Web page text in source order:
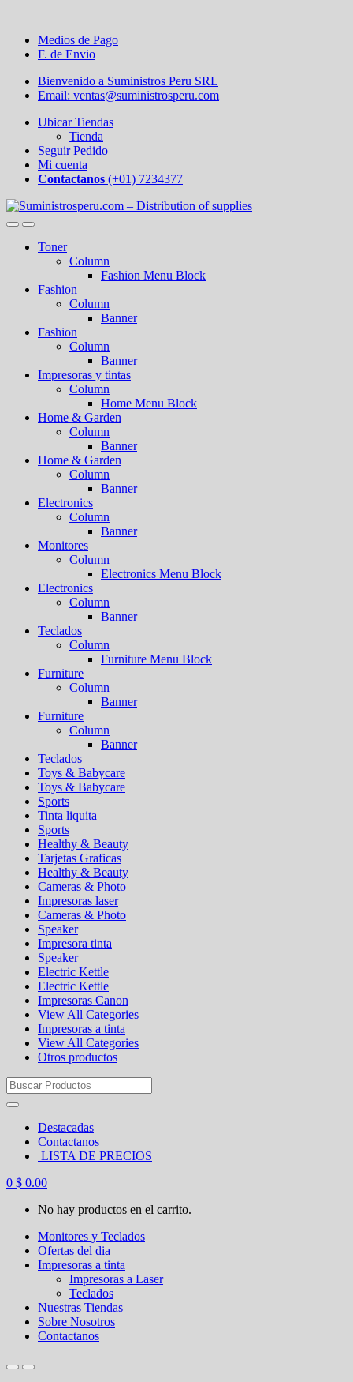
Medios de Pago
F. de Envio
Bienvenido a Suministros Peru SRL
Email: ventas@suministrosperu.com
Ubicar Tiendas
Tienda
Seguir Pedido
Mi cuenta
Contactanos (+01) 7234377
Toner
Column
Fashion Menu Block
Fashion
Column
Banner
Fashion
Column
Banner
Impresoras y tintas
Column
Home Menu Block
Home & Garden
Column
Banner
Home & Garden
Column
Banner
Electronics
Column
Banner
Monitores
Column
Electronics Menu Block
Electronics
Column
Banner
Teclados
Column
Furniture Menu Block
Furniture
Column
Banner
Furniture
Column
Banner
Teclados
Toys & Babycare
Toys & Babycare
Sports
Tinta liquita
Sports
Healthy & Beauty
Tarjetas Graficas
Healthy & Beauty
Cameras & Photo
Impresoras laser
Cameras & Photo
Speaker
Impresora tinta
Speaker
Electric Kettle
Electric Kettle
Impresoras Canon
View All Categories
Impresoras a tinta
View All Categories
Otros productos
Search
for:
Destacadas
Contactanos
LISTA DE PRECIOS
0 $ 0.00
No hay productos en el carrito.
Monitores y Teclados
Ofertas del dia
Impresoras a tinta
Impresoras a Laser
Teclados
Nuestras Tiendas
Sobre Nosotros
Contactanos